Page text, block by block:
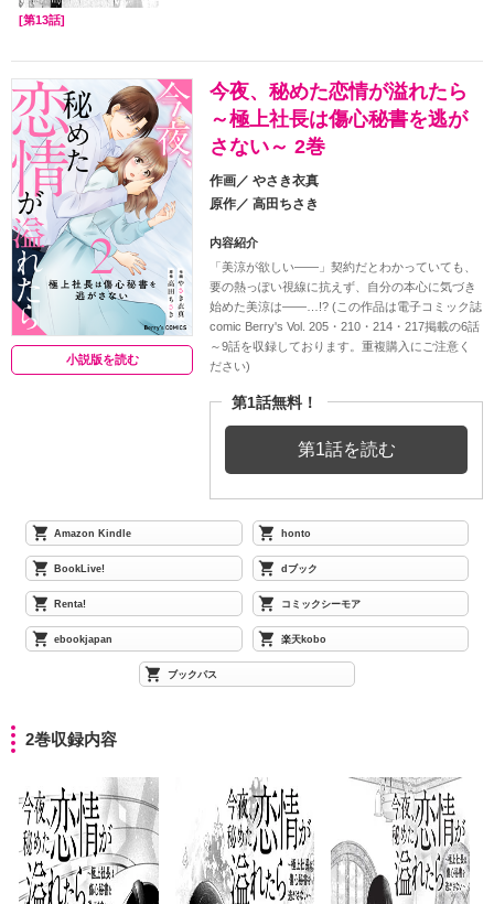
[第13話]
小説版を読む
今夜、秘めた恋情が溢れたら
～極上社長は傷心秘書を逃が
さない～ 2巻
作画／ やさき衣真
原作／ 高田ちさき
内容紹介
「美涼が欲しい――」契約だとわかっていても、
要の熱っぽい視線に抗えず、自分の本心に気づき
始めた美涼は――…!? (この作品は電子コミック誌
comic Berry's Vol. 205・210・214・217掲載の6話
～9話を収録しております。重複購入にご注意く
ださい)
第1話無料！
第1話を読む
Amazon Kindle honto
BookLive! dブック
Renta! コミックシーモア
ebookjapan 楽天kobo
ブックパス
2巻収録内容